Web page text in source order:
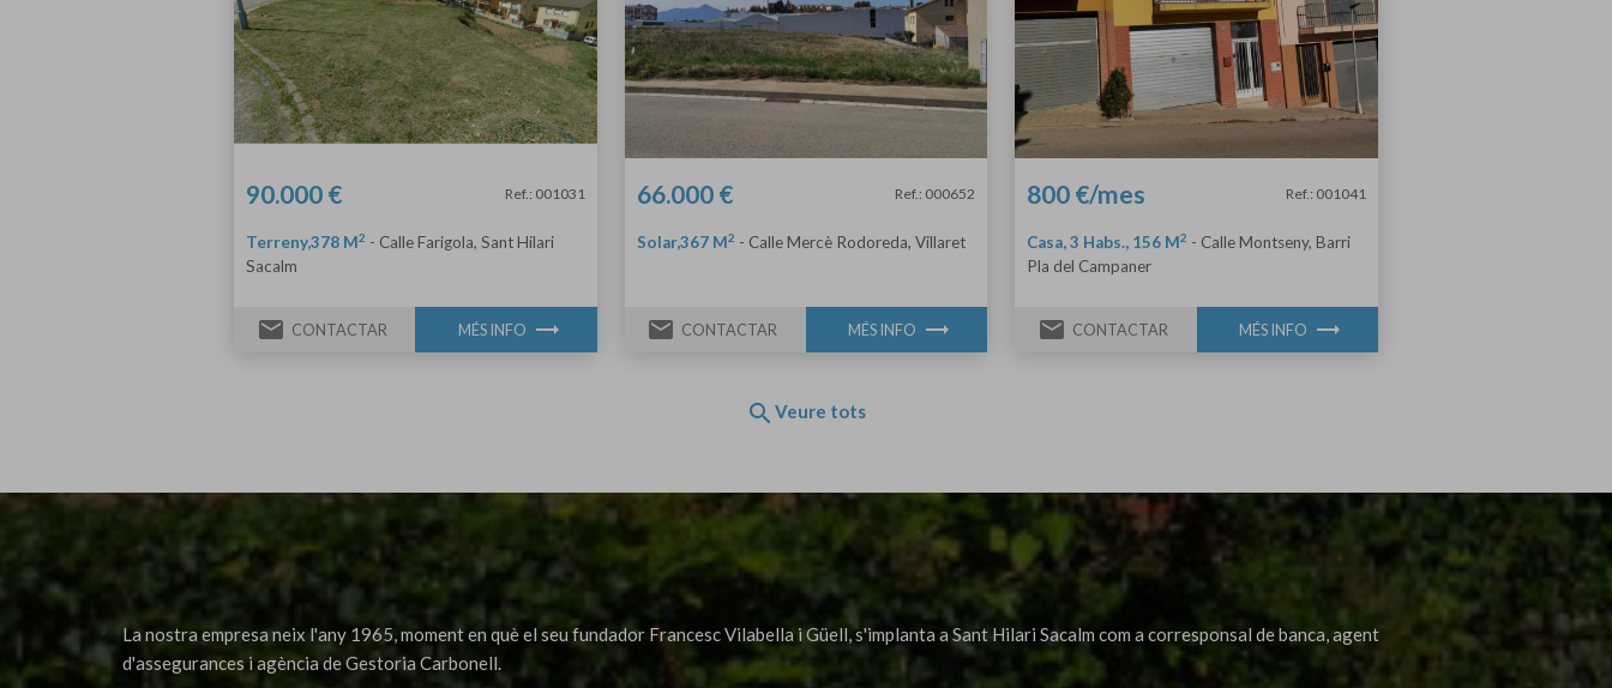
90.000 € Ref.: 001031
Terreny,378 M2 - Calle Farigola, Sant Hilari
Sacalm
email CONTACTAR MÉS INFO trending_flat
66.000 € Ref.: 000652
Solar,367 M2 - Calle Mercè Rodoreda, Villaret
email CONTACTAR MÉS INFO trending_flat
800 €/mes Ref.: 001041
Casa, 3 Habs., 156 M2 - Calle Montseny, Barri
Pla del Campaner
email CONTACTAR MÉS INFO trending_flat
search Veure tots
La nostra empresa neix l'any 1965, moment en què el seu fundador Francesc Vilabella i Güell, s'implanta a Sant Hilari Sacalm com a corresponsal de banca, agent
d'assegurances i agència de Gestoria Carbonell.